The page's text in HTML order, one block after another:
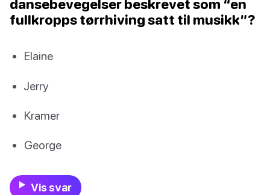
dansebevegelser beskrevet som “en
fullkropps tørrhiving satt til musikk”?
Elaine
Jerry
Kramer
George
Vis svar